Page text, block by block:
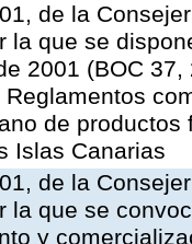
de la
la que se
2001 (BOC
de
Islas Canarias
de la
la que se
y